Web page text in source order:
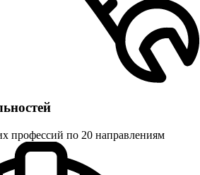
профессий по 20 направлениям